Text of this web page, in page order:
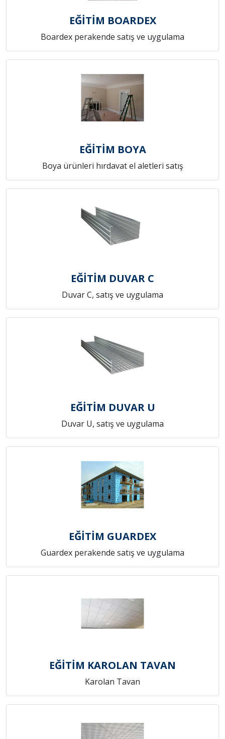
EĞİTİM BOARDEX
Boardex perakende satış ve uygulama
EĞİTİM BOYA
Boya ürünleri hırdavat el aletleri satış
EĞİTİM DUVAR C
Duvar C, satış ve uygulama
EĞİTİM DUVAR U
Duvar U, satış ve uygulama
EĞİTİM GUARDEX
Guardex perakende satış ve uygulama
EĞİTİM KAROLAN TAVAN
Karolan Tavan